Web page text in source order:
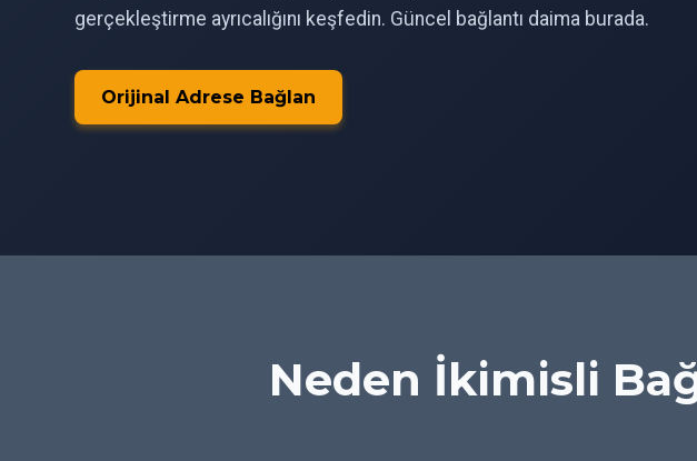
gerçekleştirme ayrıcalığını keşfedin. Güncel bağlantı daima burada.
Orijinal Adrese Bağlan
Neden İkimisli